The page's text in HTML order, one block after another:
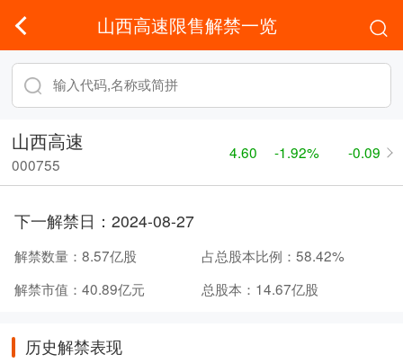
山西高速限售解禁一览
山西高速
000755
4.60 -1.92% -0.09
下一解禁日： 2024-08-27
解禁数量： 8.57亿股 占总股本比例： 58.42%
解禁市值： 40.89亿元 总股本： 14.67亿股
历史解禁表现